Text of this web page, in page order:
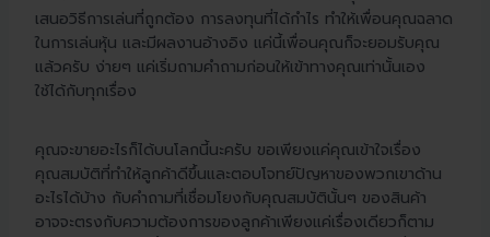
เสนอวิธีการเล่นที่ถูกต้อง การลงทุนที่ได้กำไร ทำให้เพื่อนคุณฉลาด
ในการเล่นหุ้น และมีผลงานอ้างอิง แค่นี้เพื่อนคุณก็จะยอมรับคุณ
แล้วครับ ง่ายๆ แค่เริ่มถามคำถามก่อนให้เข้าทางคุณเท่านั้นเอง
ใช้ได้กับทุกเรื่อง
คุณจะขายอะไรก็ได้บนโลกนี้นะครับ ขอเพียงแค่คุณเข้าใจเรื่อง
คุณสมบัติที่ทำให้ลูกค้าดีขึ้นและตอบโจทย์ปัญหาของพวกเขาด้าน
อะไรได้บ้าง กับคำถามที่เชื่อมโยงกับคุณสมบัตินั้นๆ ของสินค้า
อาจจะตรงกับความต้องการของลูกค้าเพียงแค่เรื่องเดียวก็ตาม